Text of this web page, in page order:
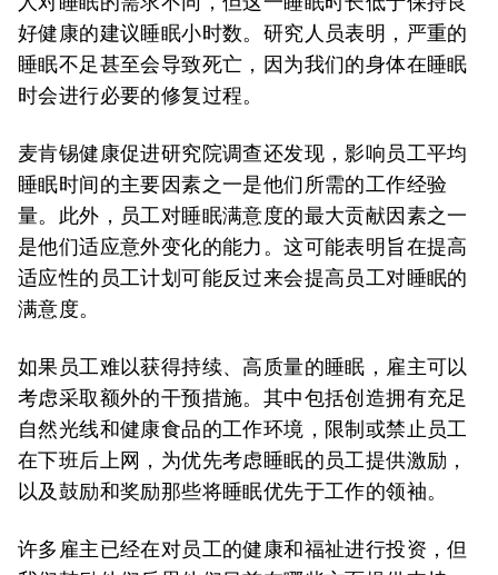
好健康的建议睡眠小时数。研究人员表明，严重的
睡眠不足甚至会导致死亡，因为我们的身体在睡眠
时会进行必要的修复过程。
麦肯锡健康促进研究院调查还发现，影响员工平均
睡眠时间的主要因素之一是他们所需的工作经验
量。此外，员工对睡眠满意度的最大贡献因素之一
是他们适应意外变化的能力。这可能表明旨在提高
适应性的员工计划可能反过来会提高员工对睡眠的
满意度。
如果员工难以获得持续、高质量的睡眠，雇主可以
考虑采取额外的干预措施。其中包括创造拥有充足
自然光线和健康食品的工作环境，限制或禁止员工
在下班后上网，为优先考虑睡眠的员工提供激励，
以及鼓励和奖励那些将睡眠优先于工作的领袖。
许多雇主已经在对员工的健康和福祉进行投资，但